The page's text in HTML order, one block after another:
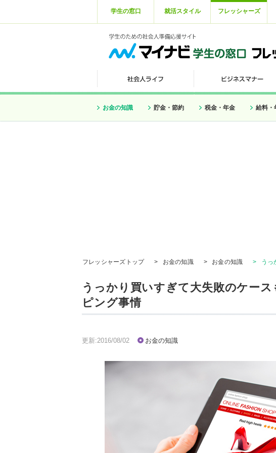
学生の窓口 就活スタイル フレッシャーズ
お金の知識 貯金・節約 税金・年金 給料・
フレッシャーズトップ > お金の知識 > お金の知識 > うっ
うっかり買いすぎて大失敗のケー
ピング事情
更新:2016/08/02 お金の知識